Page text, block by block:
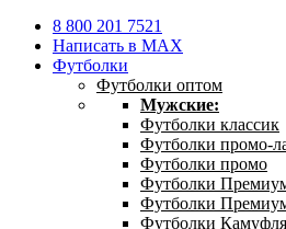
8 800 201 7521
Написать в MAX
Футболки
Футболки оптом
Мужские:
Футболки классик
Футболки промо-
Футболки промо
Футболки
Футболки
Футболки